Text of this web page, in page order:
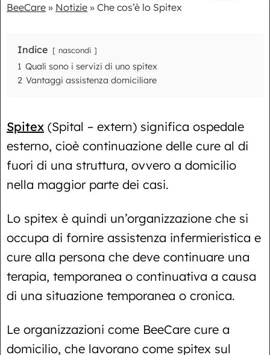
BeeCare » Notizie » Che cos’è lo Spitex
Indice nascondi
1 Quali sono i servizi di uno spitex
2 Vantaggi assistenza domiciliare
Spitex (Spital – extern) significa ospedale
esterno, cioè continuazione delle cure al di
fuori di una struttura, ovvero a domicilio
nella maggior parte dei casi.
Lo spitex è quindi un’organizzazione che si
occupa di fornire assistenza infermieristica e
cure alla persona che deve continuare una
terapia, temporanea o continuativa a causa
di una situazione temporanea o cronica.
Le organizzazioni come BeeCare cure a
domicilio, che lavorano come spitex sul